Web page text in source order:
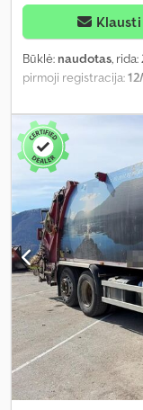
Klausti
Būklė: naudotas, rida:
pirmoji registracija:
tipas:automatinis,
ilgis:10 400 mm
mm, Gamybos metai:
elektriškai